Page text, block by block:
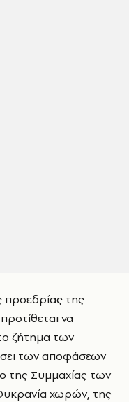
προεδρίας της
να
ζήτημα των
των αποφάσεων
της Συμμαχίας των
χωρών, της